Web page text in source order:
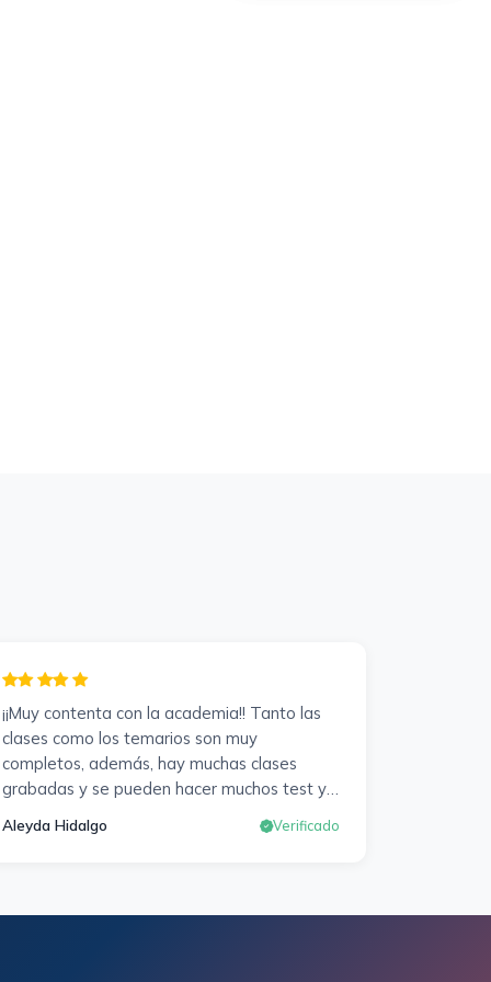
¡¡Muy contenta con la academia!! Tanto las
clases como los temarios son muy
completos, además, hay muchas clases
grabadas y se pueden hacer muchos test y
exámenes oficiales. Responden muy rápido
a los correros y cada pocos días hay
Aleyda Hidalgo Verificado